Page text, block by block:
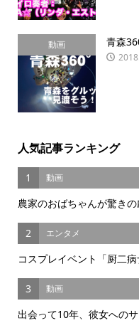
動画 青森
人気記事ランキング
1 動画
農家のおばちゃんが驚きの
2 エンタメ
コスプレイベント「厨二病
3 動画
出会って10年、彼女への